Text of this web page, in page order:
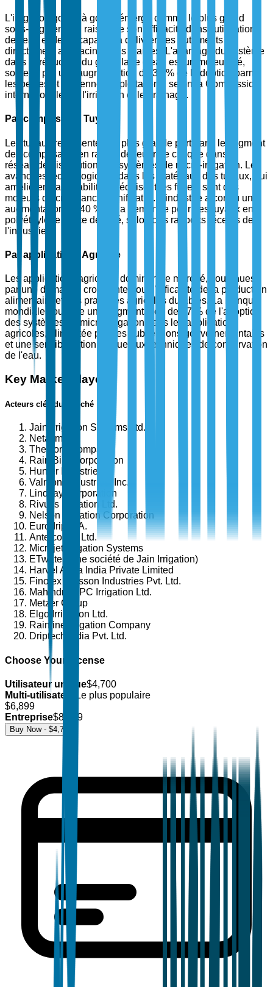
L'irrigation goutte à goutte émerge comme le plus grand
sous-segment, en raison de son efficacité dans l'utilisation
de l'eau et de sa capacité à délivrer des nutriments
directement aux racines des plantes. L'avantage du système
dans la réduction du gaspillage d'eau est un moteur clé,
soutenu par une augmentation de 35 % de l'adoption parmi
les petites et moyennes exploitations, selon la Commission
internationale sur l'irrigation et le drainage.
Par composant : Tuyaux
Les tuyaux représentent la plus grande part dans le segment
des composants en raison de leur rôle critique dans le
réseau de distribution des systèmes de micro-irrigation. Les
avancées technologiques dans les matériaux des tuyaux, qui
améliorent la durabilité et réduisent les fuites, sont des
moteurs de croissance significatifs. L'industrie a connu une
augmentation de 40 % de la demande pour des tuyaux en
polyéthylène haute densité, selon des rapports récents de
l'industrie.
Par application : Agricole
Les applications agricoles dominent le marché, soutenues
par une demande croissante pour l'efficacité de la production
alimentaire et des pratiques agricoles durables. La Banque
mondiale souligne une augmentation de 27 % de l'adoption
des systèmes de micro-irrigation dans les applications
agricoles, alimentée par des subventions gouvernementales
et une sensibilisation accrue aux techniques de conservation
de l'eau.
Key Market Players
Acteurs clés du marché
Jain Irrigation Systems Ltd.
Netafim Ltd.
The Toro Company
Rain Bird Corporation
Hunter Industries
Valmont Industries, Inc.
Lindsay Corporation
Rivulis Irrigation Ltd.
Nelson Irrigation Corporation
Eurodrip S.A.
Antelco Pty Ltd.
Microjet Irrigation Systems
ETwater (une société de Jain Irrigation)
Harvel Agua India Private Limited
Finolex Plasson Industries Pvt. Ltd.
Mahindra EPC Irrigation Ltd.
Metzer Group
Elgo Irrigation Ltd.
Rainfine Irrigation Company
Driptech India Pvt. Ltd.
Choose Your License
Utilisateur unique$4,700
Multi-utilisateur
Le plus populaire
$6,899
Entreprise$8,499
Buy Now - $4,700